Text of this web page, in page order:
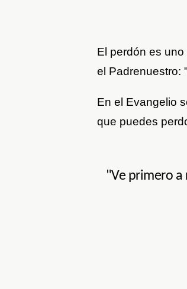
El perdón es
el Padrenuestro:
En el Evangelio
que puedes
"Ve primero